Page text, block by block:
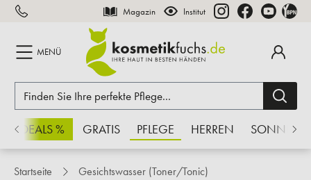
springen Magazin Institut
MENÜ
% GRATIS PFLEGE HERREN SONNE
Startseite Gesichtswasser (Toner/Tonic)